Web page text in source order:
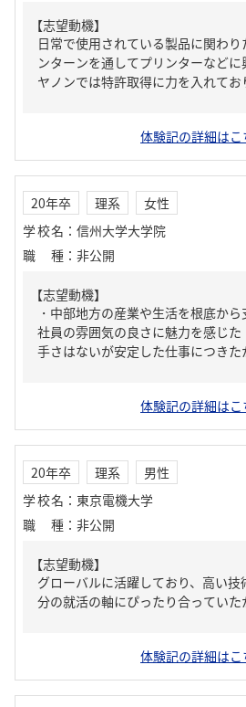
【志望動機】
日常で使用されている製品に関わ
ンターンを通してプリンターなど
ヤノンでは特許取得に力を入れて
体験記の詳細はこ
20年卒 理系
女性
学校名 ： 信州大学大学院
職種 ： 非公開
【志望動機】
・中部地方の産業や生活を根底か
社員の雰囲気の良さに魅力を感じ
手さはないが安定した仕事につきた
体験記の詳細はこ
20年卒 理系
男性
学校名 ： 東京電機大学
職種 ： 非公開
【志望動機】
グローバルに活躍しており、高い技
分の就活の軸にぴったり合っていた
体験記の詳細はこ